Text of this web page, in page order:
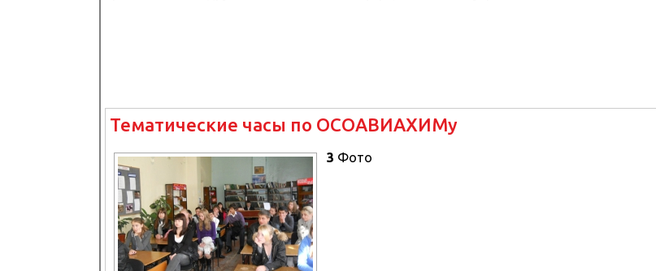
Тематические часы по ОСОАВИАХИМу
3 Фото